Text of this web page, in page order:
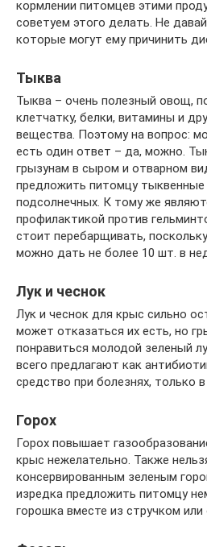
кормлении питомцев этими
советуем этого делать. Не
которые могут ему причинить
Тыква
Тыква – очень полезный овощ,
клетчатку, белки, витамины и
вещества. Поэтому на вопрос:
есть один ответ – да, можно.
грызунам в сыром и отварном
предложить питомцу тыквенные
подсолнечных. К тому же
профилактикой против
стоит перебарщивать,
можно дать не более 10 шт. в
Лук и чеснок
Лук и чеснок для крыс сильно
может отказаться их есть, но
понравиться молодой зеленый
всего предлагают как
средство при болезнях, только
Горох
Горох повышает
крыс нежелательно. Также
консервированным зеленым
изредка предложить питомцу
горошка вместе из стручком или